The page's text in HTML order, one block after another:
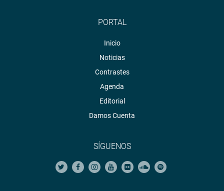
PORTAL
Inicio
Noticias
Contrastes
Agenda
Editorial
Damos Cuenta
SÍGUENOS